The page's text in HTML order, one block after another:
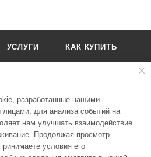
УСЛУГИ КАК КУПИТЬ
989-51-83
разработанные нашими
лицами, для анализа событий на
нам улучшать взаимодействие
Продолжая просмотр
условия его